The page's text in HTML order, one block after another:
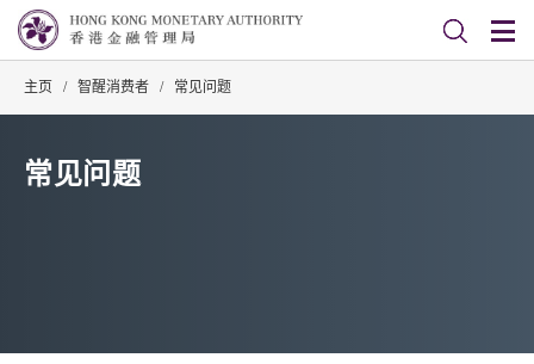
主页 / 智醒消费者 / 常见问题
常见问题